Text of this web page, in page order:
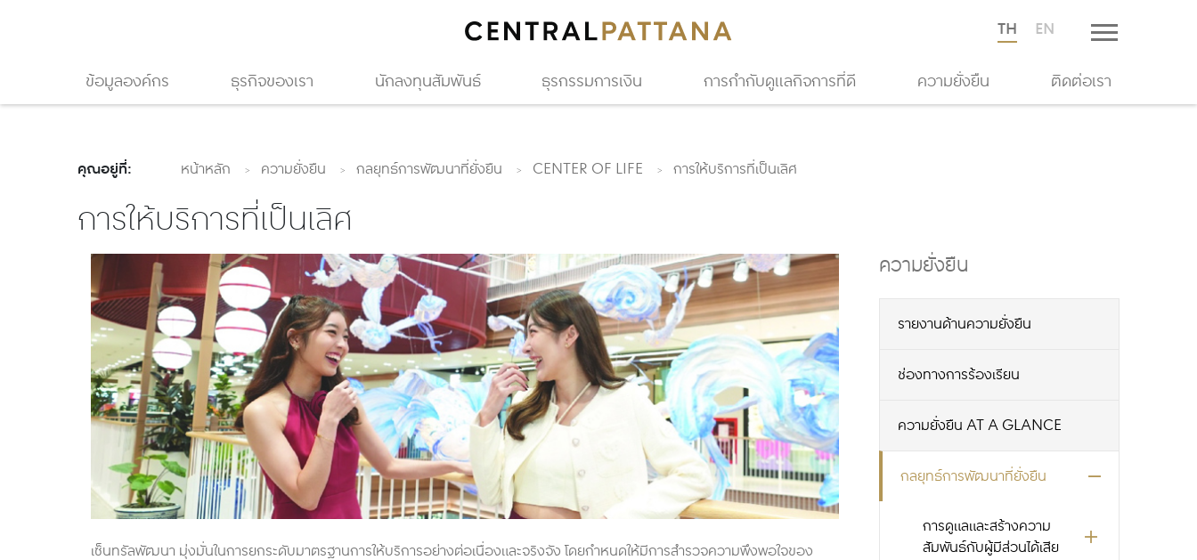
TH EN
ข้อมูลองค์กร ธุรกิจของเรา นักลงทุนสัมพันธ์ ธุรกรรมการเงิน การกำกับดูแลกิจการที่ดี ความยั่งยืน ติดต่อเรา
คุณอยู่ที่: หน้าหลัก ความยั่งยืน กลยุทธ์การพัฒนาที่ยั่งยืน CENTER OF LIFE การให้บริการที่เป็นเลิศ
การให้บริการที่เป็นเลิศ
ความยั่งยืน
รายงานด้านความยั่งยืน
ช่องทางการร้องเรียน
ความยั่งยืน AT A GLANCE
กลยุทธ์การพัฒนาที่ยั่งยืน
การดูแลและสร้างความ
สัมพันธ์กับผู้มีส่วนได้เสีย
เซ็นทรัลพัฒนา มุ่งมั่นในการยกระดับมาตรฐานการให้บริการอย่างต่อเนื่องและจริงจัง โดยกำหนดให้มีการสำรวจความพึงพอใจของ